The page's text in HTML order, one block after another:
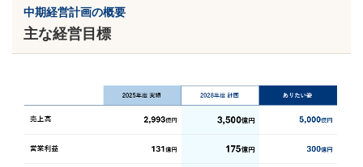
中期経営計画の概要
主な経営目標